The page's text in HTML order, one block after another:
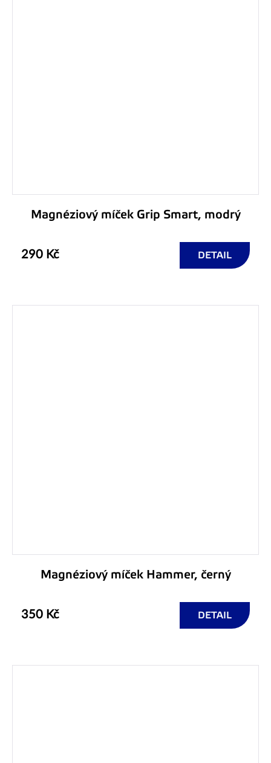
Magnéziový míček Grip Smart, modrý
290 Kč DETAIL
Magnéziový míček Hammer, černý
350 Kč DETAIL